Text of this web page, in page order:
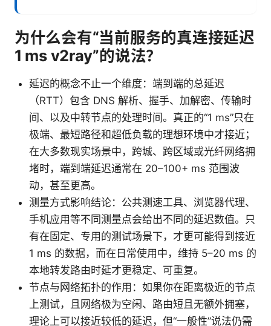
为什么会有“当前服务的真连接延迟
1 ms v2ray”的说法？
延迟的概念不止一个维度：端到端的总延迟
（RTT）包含 DNS 解析、握手、加解密、传输时
间、以及中转节点的处理时间。真正的“1 ms”只在
极端、最短路径和超低负载的理想环境中才接近；
在大多数现实场景中，跨城、跨区域或光纤网络拥
堵时，端到端延迟通常在 20–100+ ms 范围波
动，甚至更高。
测量方式影响结论：公共测速工具、浏览器代理、
手机应用等不同测量点会给出不同的延迟数值。只
有在固定、专用的测试场景下，才更可能得到接近
1 ms 的数据，而在日常使用中，维持 5–20 ms 的
本地转发路由时延才更稳定、可重复。
节点与网络拓扑的作用：如果你在距离极近的节点
上测试，且网络极为空闲、路由短且无额外拥塞，
理论上可以接近较低的延迟，但“一般性”说法仍需